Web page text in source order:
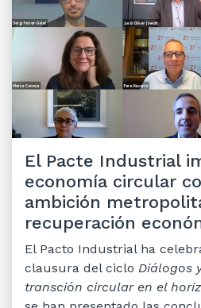
El Pacte Industrial
economía circular
ambición
recuperación
El Pacto Industrial ha
clausura del ciclo Diálogos
transción circular en el